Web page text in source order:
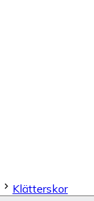
Klätterskor